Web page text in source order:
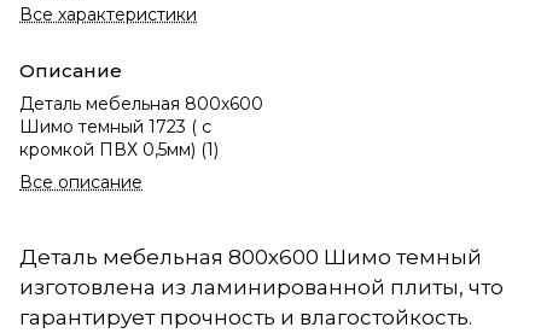
Все характеристики
Описание
Деталь мебельная 800х600
Шимо темный 1723 ( с
кромкой ПВХ 0,5мм) (1)
Все описание
Деталь мебельная 800х600 Шимо темный
изготовлена из ламинированной плиты, что
гарантирует прочность и влагостойкость.